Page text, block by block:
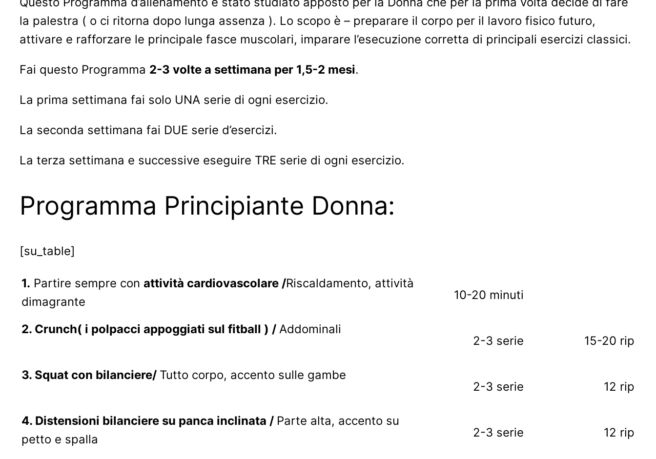
la palestra ( o ci ritorna dopo lunga assenza ). Lo scopo è – preparare il corpo per il lavoro fisico futuro,
attivare e rafforzare le principale fasce muscolari, imparare l’esecuzione corretta di principali esercizi classici.
Fai questo Programma 2-3 volte a settimana per 1,5-2 mesi.
La prima settimana fai solo UNA serie di ogni esercizio.
La seconda settimana fai DUE serie d’esercizi.
La terza settimana e successive eseguire TRE serie di ogni esercizio.
Programma Principiante Donna:
[su_table]
1. Partire sempre con attività cardiovascolare /Riscaldamento, attività
dimagrante
10-20 minuti
2. Crunch( i polpacci appoggiati sul fitball ) / Addominali
2-3 serie
15-20 rip
3. Squat con bilanciere/ Tutto corpo, accento sulle gambe
2-3 serie
12 rip
4. Distensioni bilanciere su panca inclinata / Parte alta, accento su
petto e spalla
2-3 serie 12 rip